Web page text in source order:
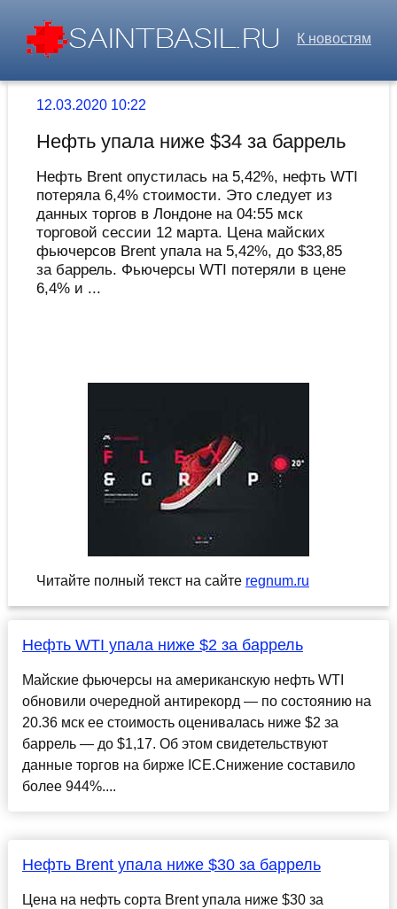
К новостям
12.03.2020 10:22
Нефть упала ниже $34 за баррель
Нефть Brent опустилась на 5,42%, нефть WTI
потеряла 6,4% стоимости. Это следует из
данных торгов в Лондоне на 04:55 мск
торговой сессии 12 марта. Цена майских
фьючерсов Brent упала на 5,42%, до $33,85
за баррель. Фьючерсы WTI потеряли в цене
6,4% и ...
Читайте полный текст на сайте regnum.ru
Нефть WTI упала ниже $2 за баррель
Майские фьючерсы на американскую нефть WTI
обновили очередной антирекорд — по состоянию на
20.36 мск ее стоимость оценивалась ниже $2 за
баррель — до $1,17. Об этом свидетельствуют
данные торгов на бирже ICE.Снижение составило
более 944%....
Нефть Brent упала ниже $30 за баррель
Цена на нефть сорта Brent упала ниже $30 за